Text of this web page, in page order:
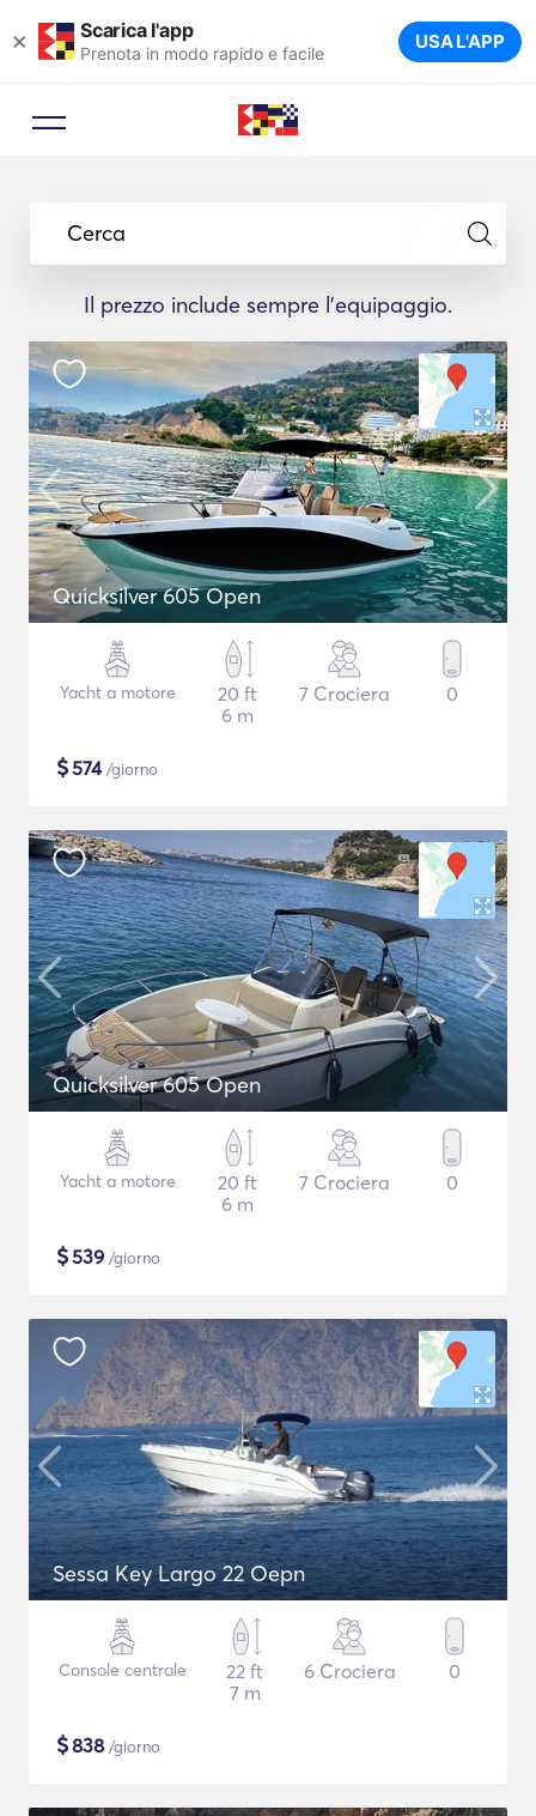
× Scarica l'app
Prenota in modo rapido e facile USA L'APP
Cerca
Il prezzo include sempre l'equipaggio.
Quicksilver 605 Open
Yacht a motore
20 ft
6 m
7 Crociera 0
$574/giorno
Quicksilver 605 Open
Yacht a motore
20 ft
6 m
7 Crociera 0
$539 /giorno
Sessa Key Largo 22 Oepn
Console centrale
22 ft
7 m
6 Crociera 0
$838 /giorno